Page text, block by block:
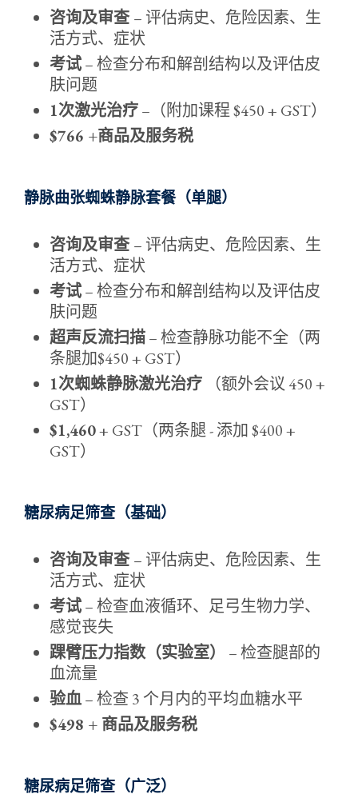
咨询及审查 – 评估病史、危险因素、生
活方式、症状
考试– 检查分布和解剖结构以及评估皮
肤问题
1次激光治疗–（附加课程 $450 + GST）
$766 +商品及服务税
静脉曲张蜘蛛静脉套餐（单腿）
咨询及审查 – 评估病史、危险因素、生
活方式、症状
考试– 检查分布和解剖结构以及评估皮
肤问题
超声反流扫描– 检查静脉功能不全（两
条腿加$450 + GST）
1次蜘蛛静脉激光治疗 （额外会议 450 +
GST）
$1,460+ GST（两条腿 - 添加 $400 +
GST）
糖尿病足筛查（基础）
咨询及审查 – 评估病史、危险因素、生
活方式、症状
考试– 检查血液循环、足弓生物力学、
感觉丧失
踝臂压力指数（实验室）
– 检查腿部的
血流量
验血– 检查 3 个月内的平均血糖水平
$498 + 商品及服务税
糖尿病足筛查（广泛）